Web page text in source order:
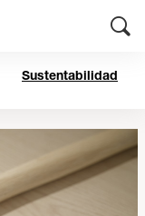
Sustentabilidad